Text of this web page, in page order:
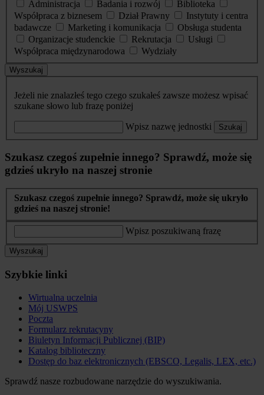
Administracja
Badania i rozwój
Biblioteka
Współpraca z biznesem
Dział Prawny
Instytuty i centra
badawcze
Marketing i komunikacja
Obsługa studenta
Organizacje studenckie
Rekrutacja
Usługi
Współpraca międzynarodowa
Wydziały
Wyszukaj
Jeżeli nie znalazłeś tego czego szukałeś zawsze możesz wpisać
szukane słowo lub frazę poniżej
Wpisz nazwę jednostki Szukaj
Szukasz czegoś zupełnie innego? Sprawdź, może się
gdzieś ukryło na naszej stronie
Szukasz czegoś zupełnie innego? Sprawdź, może się ukryło
gdzieś na naszej stronie!
Wpisz poszukiwaną frazę
Wyszukaj
Szybkie linki
Wirtualna uczelnia
Mój USWPS
Poczta
Formularz rekrutacyny
Biuletyn Informacji Publicznej (BIP)
Katalog biblioteczny
Dostęp do baz elektronicznych (EBSCO, Legalis, LEX, etc.)
Sprawdź nasze rozbudowane narzędzie do wyszukiwania.